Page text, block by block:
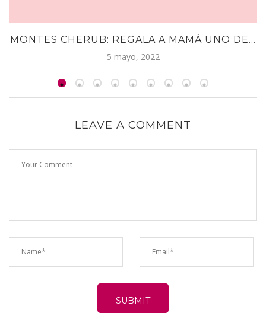
MONTES CHERUB: REGALA A MAMÁ UNO DE...
5 mayo, 2022
LEAVE A COMMENT